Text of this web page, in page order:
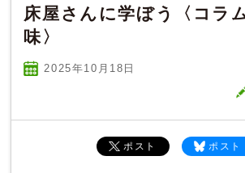
床屋さんに学ぼう〈コラ
味〉
2025年10 月 18 日
ポスト
ポスト